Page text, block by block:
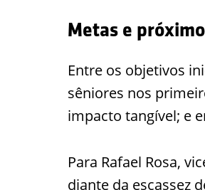
Metas e
Entre os objetivos
sêniores nos
impacto tangível; e
Para Rafael Rosa,
diante da escassez